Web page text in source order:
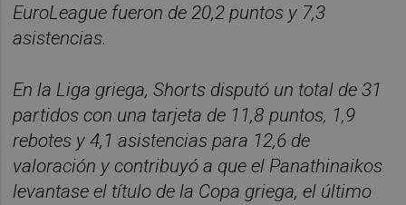
EuroLeague fueron de 20,2 puntos y 7,3
asistencias.
En la Liga griega, Shorts disputó un total de 31
partidos con una tarjeta de 11,8 puntos, 1,9
rebotes y 4,1 asistencias para 12,6 de
valoración y contribuyó a que el Panathinaikos
levantase el título de la Copa griega, el último